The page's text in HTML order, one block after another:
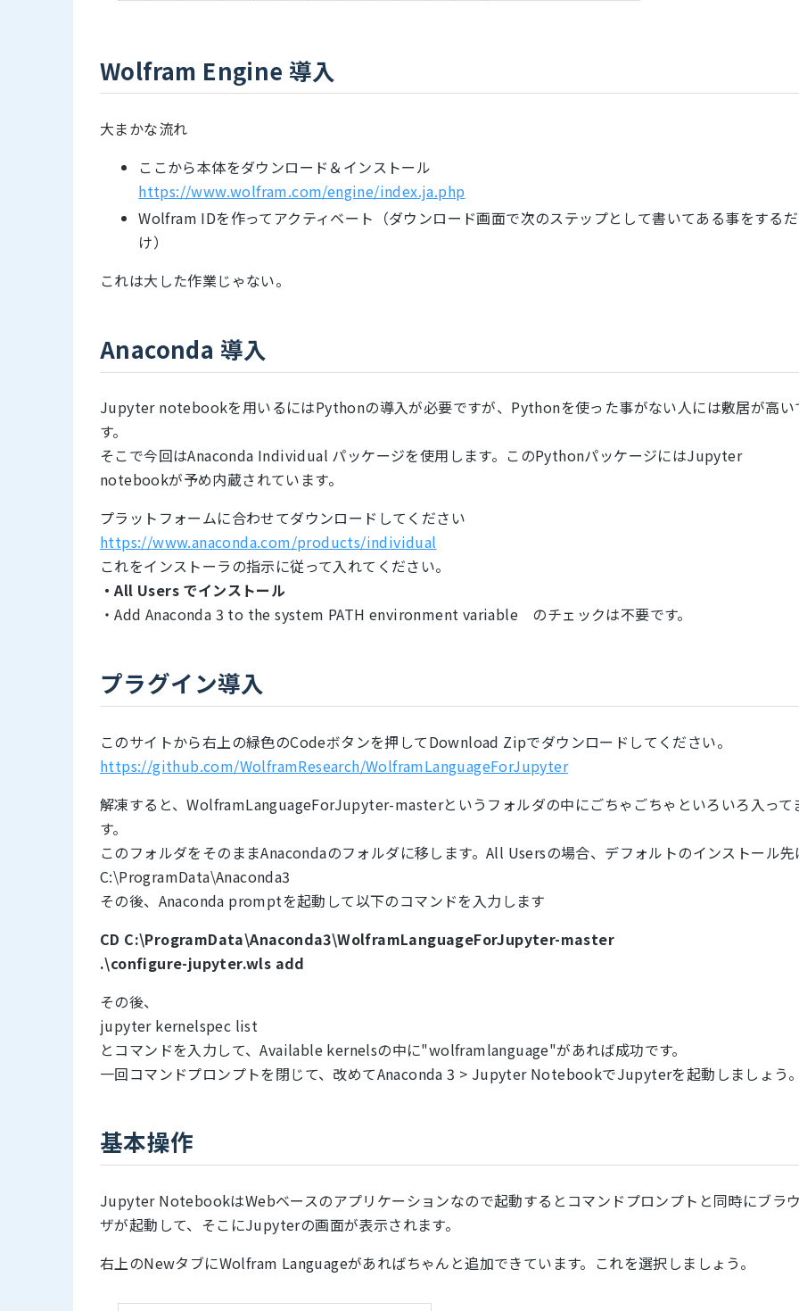
Wolfram Engine 導入
大まかな流れ
ここから本体をダウンロード＆インストール
https://www.wolfram.com/engine/index.ja.php
Wolfram IDを作ってアクティベート（ダウンロード画面で次のステップとして書いてある事をするだ
け）
これは大した作業じゃない。
Anaconda 導入
Jupyter notebookを用いるにはPythonの導入が必要ですが、Pythonを使った事がない人には敷居が高い
す。
そこで今回はAnaconda Individual パッケージを使用します。このPythonパッケージにはJupyter
notebookが予め内蔵されています。
プラットフォームに合わせてダウンロードしてください
https://www.anaconda.com/products/individual
これをインストーラの指示に従って入れてください。
・All Users でインストール
・Add Anaconda 3 to the system PATH environment variable のチェックは不要です。
プラグイン導入
このサイトから右上の緑色のCodeボタンを押してDownload Zipでダウンロードしてください。
https://github.com/WolframResearch/WolframLanguageForJupyter
解凍すると、WolframLanguageForJupyter-masterというフォルダの中にごちゃごちゃといろいろ入って
す。
このフォルダをそのままAnacondaのフォルダに移します。All Usersの場合、デフォルトのインストール先
C:\ProgramData\Anaconda3
その後、Anaconda promptを起動して以下のコマンドを入力します
CD C:\ProgramData\Anaconda3\WolframLanguageForJupyter-master
.\configure-jupyter.wls add
その後、
jupyter kernelspec list
とコマンドを入力して、Available kernelsの中に"wolframlanguage"があれば成功です。
一回コマンドプロンプトを閉じて、改めてAnaconda 3 > Jupyter NotebookでJupyterを起動しましょう
基本操作
Jupyter NotebookはWebベースのアプリケーションなので起動するとコマンドプロンプトと同時にブラ
ザが起動して、そこにJupyterの画面が表示されます。
右上のNewタブにWolfram Languageがあればちゃんと追加できています。これを選択しましょう。